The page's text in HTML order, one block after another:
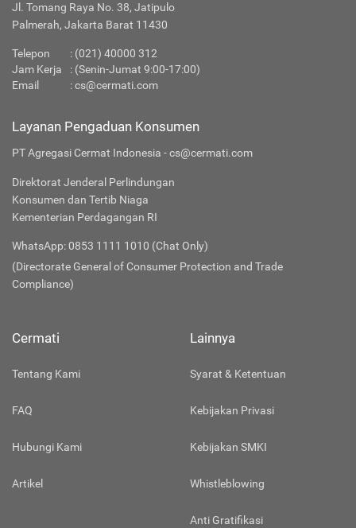
Jl. Tomang Raya No. 38, Jatipulo
Palmerah, Jakarta Barat 11430
Telepon
: (021) 40000 312
Jam Kerja
: (Senin-Jumat 9:00-17:00)
Email
:cs@cermati.com
Layanan Pengaduan Konsumen
PT Agregasi Cermat Indonesia - cs@cermati.com
Direktorat Jenderal Perlindungan
Konsumen dan Tertib Niaga
Kementerian Perdagangan RI
WhatsApp: 0853 1111 1010 (Chat Only)
(Directorate General of Consumer Protection and Trade
Compliance)
Cermati
Tentang Kami
FAQ
Hubungi Kami
Artikel
Lainnya
Syarat & Ketentuan
Kebijakan Privasi
Kebijakan SMKI
Whistleblowing
Anti Gratifikasi